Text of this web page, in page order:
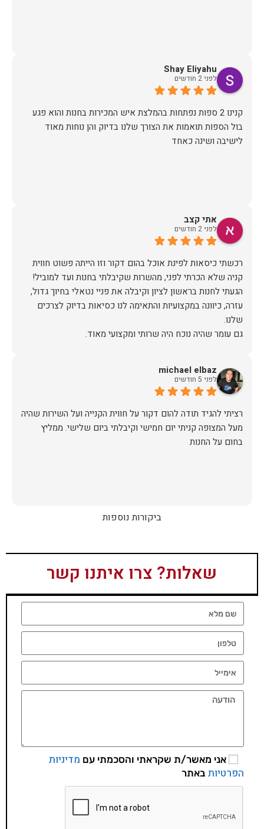
Shay Eliyahu
לפני 2 חודשים
קנינו 2 ספות נפתחות בהמלצת איש המכירות בחנות והוא פגע
בול הספות תואמות את הצורך שלנו בדיוק והן נוחות מאוד
לישיבה ושינה כאחד
אתי קצב
לפני 2 חודשים
רכשתי כיסאות לפינת אוכל בהום דקור וזו הייתה פשוט חווית
הגעתי לחנות בראשון לציון וקיבלה את פניי נטאלי בחיוך גדול,
עזרה, כיוונה במקצועיות והתאימה לנו כסיאות בדיוק לצרכים
ערב לפני ההגעה של המוביל (יובל) הוא התקשר לוודא כתובת
תודה לכם הום דקור, אתם דוגמא ומופת לאיך חנויות צריכות
michael elbaz
לפני 5 חודשים
רציתי להגיד תודה להום דקור על חווית הקנייה ועל השירות שהיה
מעל המצופה קניתי יום חמישי וקיבלתי ביום שלישי. ממליץ
בחום על החנות
ביקורות נוספות
שאלות? צרו איתנו קשר
אני מאשר/ת שקראתי והסכמתי עם מדיניות
הפרטיות באתר